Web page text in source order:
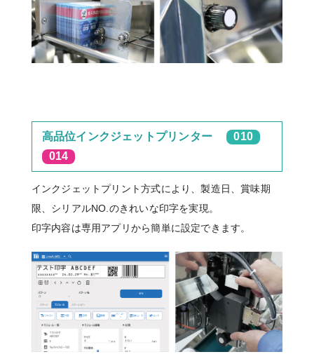
高品位インクジェットプリンター
010
014
インクジェットプリント方式により、製造日、賞味期
限、シリアルNO.のきれいな印字を実現。
印字内容は専用アプリから簡単に設定できます。